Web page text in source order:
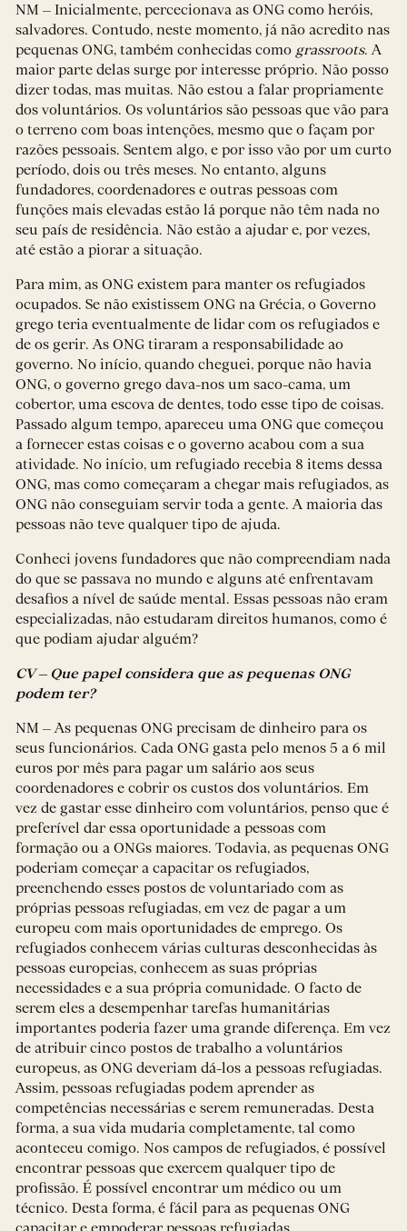
NM – Inicialmente, percecionava as ONG como heróis,
salvadores. Contudo, neste momento, já não acredito nas
pequenas ONG, também conhecidas como grassroots. A
maior parte delas surge por interesse próprio. Não posso
dizer todas, mas muitas. Não estou a falar propriamente
dos voluntários. Os voluntários são pessoas que vão para
o terreno com boas intenções, mesmo que o façam por
razões pessoais. Sentem algo, e por isso vão por um curto
período, dois ou três meses. No entanto, alguns
fundadores, coordenadores e outras pessoas com
funções mais elevadas estão lá porque não têm nada no
seu país de residência. Não estão a ajudar e, por vezes,
até estão a piorar a situação.
Para mim, as ONG existem para manter os refugiados
ocupados. Se não existissem ONG na Grécia, o Governo
grego teria eventualmente de lidar com os refugiados e
de os gerir. As ONG tiraram a responsabilidade ao
governo. No início, quando cheguei, porque não havia
ONG, o governo grego dava-nos um saco-cama, um
cobertor, uma escova de dentes, todo esse tipo de coisas.
Passado algum tempo, apareceu uma ONG que começou
a fornecer estas coisas e o governo acabou com a sua
atividade. No início, um refugiado recebia 8 items dessa
ONG, mas como começaram a chegar mais refugiados, as
ONG não conseguiam servir toda a gente. A maioria das
pessoas não teve qualquer tipo de ajuda.
Conheci jovens fundadores que não compreendiam nada
do que se passava no mundo e alguns até enfrentavam
desafios a nível de saúde mental. Essas pessoas não eram
especializadas, não estudaram direitos humanos, como é
que podiam ajudar alguém?
CV – Que papel considera que as pequenas ONG
podem ter?
NM – As pequenas ONG precisam de dinheiro para os
seus funcionários. Cada ONG gasta pelo menos 5 a 6 mil
euros por mês para pagar um salário aos seus
coordenadores e cobrir os custos dos voluntários. Em
vez de gastar esse dinheiro com voluntários, penso que é
preferível dar essa oportunidade a pessoas com
formação ou a ONGs maiores. Todavia, as pequenas ONG
poderiam começar a capacitar os refugiados,
preenchendo esses postos de voluntariado com as
próprias pessoas refugiadas, em vez de pagar a um
europeu com mais oportunidades de emprego. Os
refugiados conhecem várias culturas desconhecidas às
pessoas europeias, conhecem as suas próprias
necessidades e a sua própria comunidade. O facto de
serem eles a desempenhar tarefas humanitárias
importantes poderia fazer uma grande diferença. Em vez
de atribuir cinco postos de trabalho a voluntários
europeus, as ONG deveriam dá-los a pessoas refugiadas.
Assim, pessoas refugiadas podem aprender as
competências necessárias e serem remuneradas. Desta
forma, a sua vida mudaria completamente, tal como
aconteceu comigo. Nos campos de refugiados, é possível
encontrar pessoas que exercem qualquer tipo de
profissão. É possível encontrar um médico ou um
técnico. Desta forma, é fácil para as pequenas ONG